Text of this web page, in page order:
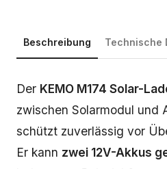
Beschreibung Technische
Beschreibung
Der KEMO M174 Solar-
zwischen Solarmodul und
schützt zuverlässig vor
Er kann zwei 12V-Akkus